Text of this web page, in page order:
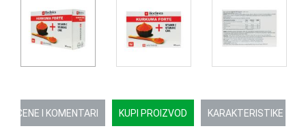
OCENE I KOMENTARI KUPI PROIZVOD KARAKTERISTIKE